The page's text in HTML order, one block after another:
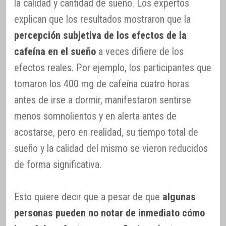
la calidad y cantidad de sueño. Los expertos
explican que los resultados mostraron que la
percepción subjetiva de los efectos de la
cafeína en el sueño a veces difiere de los
efectos reales. Por ejemplo, los participantes que
tomaron los 400 mg de cafeína cuatro horas
antes de irse a dormir, manifestaron sentirse
menos somnolientos y en alerta antes de
acostarse, pero en realidad, su tiempo total de
sueño y la calidad del mismo se vieron reducidos
de forma significativa.
Esto quiere decir que a pesar de que algunas
personas pueden no notar de inmediato cómo